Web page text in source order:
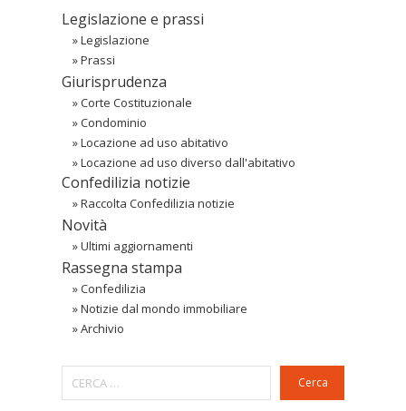
Legislazione e prassi
»Legislazione
»Prassi
Giurisprudenza
»Corte Costituzionale
»Condominio
»Locazione ad uso abitativo
»Locazione ad uso diverso dall'abitativo
Confedilizia notizie
»Raccolta Confedilizia notizie
Novità
»Ultimi aggiornamenti
Rassegna stampa
»Confedilizia
»Notizie dal mondo immobiliare
»Archivio
Cerca